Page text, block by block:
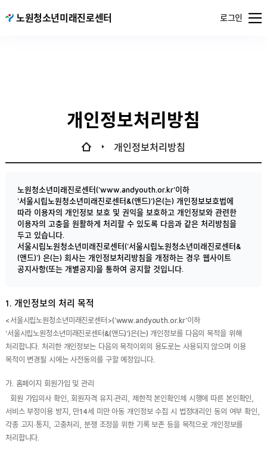
서울특별시
노원청소년미래진로센터 로그인열기
개인정보처리방침
개인정보처리방침
노원청소년미래진로센터('www.andyouth.or.kr'이하
'서울시립노원청소년미래진로센터&(앤드)')은(는) 개인정보보호법에
따라 이용자의 개인정보 보호 및 권익을 보호하고 개인정보와 관련한
이용자의 고충을 원활하게 처리할 수 있도록 다음과 같은 처리방침을
두고 있습니다.
서울시립노원청소년미래진로센터('서울시립노원청소년미래진로센터&
(앤드)') 은(는) 회사는 개인정보처리방침을 개정하는 경우 웹사이트
공지사항(또는 개별공지)을 통하여 공지할 것입니다.
1. 개인정보의 처리 목적
<서울시립노원청소년미래진로센터>('www.andyouth.or.kr'이하
'서울시립노원청소년미래진로센터&(앤드)')은(는) 개인정보를 다음의 목적을 위해
처리합니다. 처리한 개인정보는 다음의 목적이외의 용도로는 사용되지 않으며 이용
목적이 변경될 시에는 사전동의를 구할 예정입니다.
가. 홈페이지 회원가입 및 관리
회원 가입의사 확인, 회원자격 유지·관리, 제한적 본인확인제 시행에 따른 본인확인,
서비스 부정이용 방지, 만14세 미만 아동 개인정보 수집 시 법정대리인 동의 여부 확인,
각종 고지·통지, 고충처리, 분쟁 조정을 위한 기록 보존 등을 목적으로 개인정보를
처리합니다.